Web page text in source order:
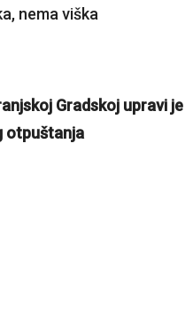
Gradskoj upravi
otpuštanja